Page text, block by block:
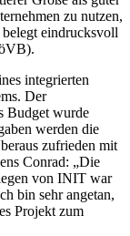
zu nutzen,
belegt eindrucksvoll
integrierten
Der
Budget wurde
werden die
zufrieden mit
Conrad: „Die
von INIT war
bin sehr angetan,
Projekt zum